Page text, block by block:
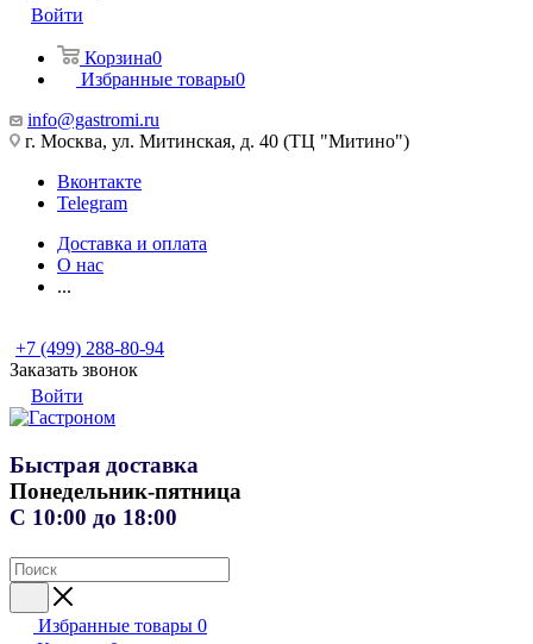
Войти
Корзина0
Избранные товары0
info@gastromi.ru
г. Москва, ул. Митинская, д. 40 (ТЦ "Митино")
Вконтакте
Telegram
Доставка и оплата
О нас
...
+7 (499) 288-80-94
Заказать звонок
Войти
Быстрая доставка
Понедельник-пятница
С 10:00 до 18:00
Избранные товары 0